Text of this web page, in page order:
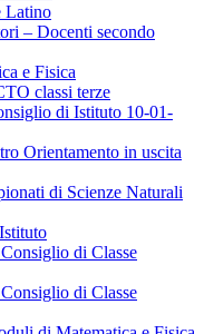
Latino
– Docenti secondo
e Fisica
classi terze
di Istituto 10-01-
Orientamento in uscita
di Scienze Naturali
di Classe
di Classe